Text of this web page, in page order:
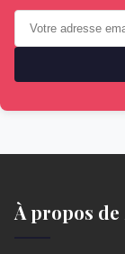
À propos de